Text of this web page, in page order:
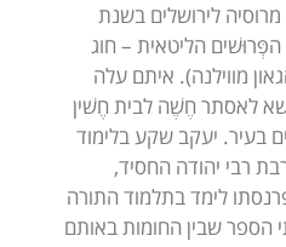
לירושלים בשנת
הפְּרוּשׁים הליטאית – חוג
מווילנה). איתם עלה
לאסתר חֶשֶׁה לבית חֶשׁין
בעיר. יעקב שקע בלימוד
רבי יהודה החסיד,
לימד בתלמוד התורה
הספר שבין החומות באותם